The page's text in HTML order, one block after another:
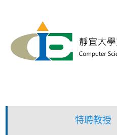
內
特聘教授